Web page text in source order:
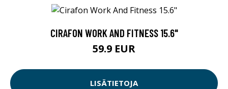
CIRAFON WORK AND FITNESS 15.6"
59.9 EUR
LISÄTIETOJA